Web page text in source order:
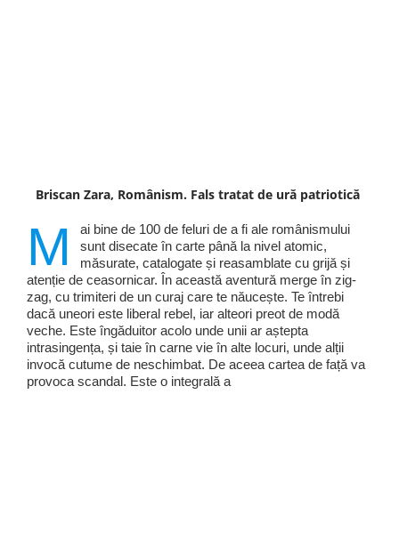
Briscan Zara, Românism. Fals tratat de ură patriotică
M
ai bine de 100 de feluri de a fi ale românismului
sunt disecate în carte până la nivel atomic,
măsurate, catalogate și reasamblate cu grijă și
atenție de ceasornicar. În această aventură merge în zig-
zag, cu trimiteri de un curaj care te năucește. Te întrebi
dacă uneori este liberal rebel, iar alteori preot de modă
veche. Este îngăduitor acolo unde unii ar aștepta
intrasingența, și taie în carne vie în alte locuri, unde alții
invocă cutume de neschimbat. De aceea cartea de față va
provoca scandal. Este o integrală a